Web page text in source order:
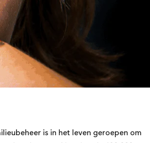
is in het leven geroepen om